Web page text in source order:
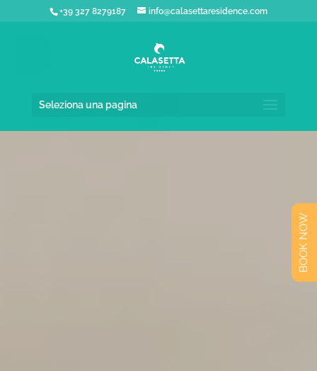
+39 327 8279187 info@calasettaresidence.com
Seleziona una pagina
BOOK NOW